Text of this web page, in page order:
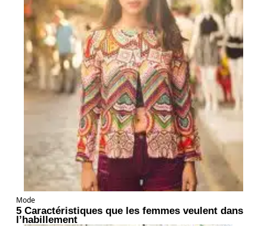
Mode
5 Caractéristiques que les femmes veulent dans
l’habillement